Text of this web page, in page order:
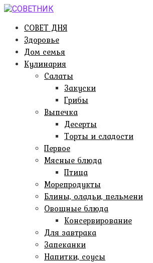
Перейти
контентуСОВЕТ ДНЯ
Здоровье
Дом семья
Кулинария
Салаты
Закуски
Грибы
Выпечка
Десерты
Торты и сладости
Первое
Мясные блюда
Птица
Морепродукты
Блины, оладьи, пельмени
Овощные блюда
Консервирование
Для завтрака
Запеканки
Напитки, соусы